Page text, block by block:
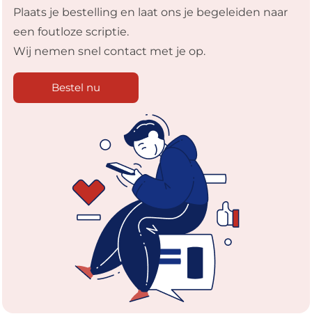
Plaats je bestelling en laat ons je begeleiden naar
een foutloze scriptie.
Wij nemen snel contact met je op.
Bestel nu